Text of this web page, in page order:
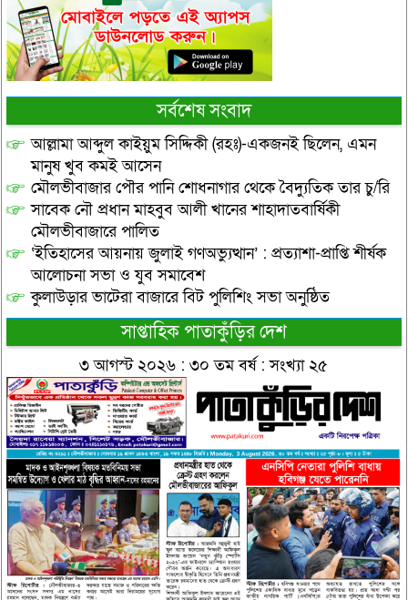
সর্বশেষ সংবাদ
আল্লামা আব্দুল কাইয়ুম সিদ্দিকী (রহঃ)-একজনই ছিলেন, এমন
মানুষ খুব কমই আসেন
মৌলভীবাজার পৌর পানি শোধনাগার থেকে বৈদ্যুতিক তার চু/রি
সাবেক নৌ প্রধান মাহবুব আলী খানের শাহাদাতবার্ষিকী
মৌলভীবাজারে পালিত
‘ইতিহাসের আয়নায় জুলাই গণঅভ্যুত্থান’ : প্রত্যাশা-প্রাপ্তি শীর্ষক
আলোচনা সভা ও যুব সমাবেশ
কুলাউড়ার ভাটেরা বাজারে বিট পুলিশিং সভা অনুষ্ঠিত
সাপ্তাহিক পাতাকুঁড়ির দেশ
৩ আগস্ট ২০২৬ : ৩০ তম বর্ষ : সংখ্যা ২৫